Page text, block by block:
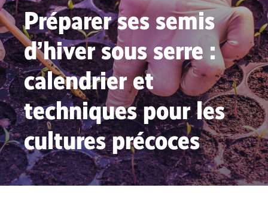
Préparer ses semis
d’hiver sous serre :
calendrier et
techniques pour les
cultures précoces